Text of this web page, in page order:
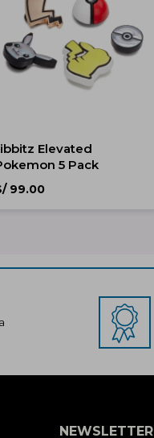
Elevated
5 Pack
99.00
NEWSLETTER